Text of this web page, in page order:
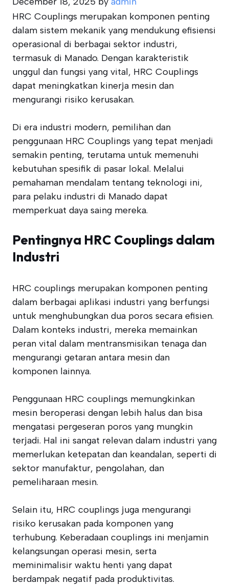
HRC Couplings merupakan komponen penting
dalam sistem mekanik yang mendukung efisiensi
operasional di berbagai sektor industri,
termasuk di Manado. Dengan karakteristik
unggul dan fungsi yang vital, HRC Couplings
dapat meningkatkan kinerja mesin dan
mengurangi risiko kerusakan.
Di era industri modern, pemilihan dan
penggunaan HRC Couplings yang tepat menjadi
semakin penting, terutama untuk memenuhi
kebutuhan spesifik di pasar lokal. Melalui
pemahaman mendalam tentang teknologi ini,
para pelaku industri di Manado dapat
memperkuat daya saing mereka.
Pentingnya HRC Couplings dalam
Industri
HRC couplings merupakan komponen penting
dalam berbagai aplikasi industri yang berfungsi
untuk menghubungkan dua poros secara efisien.
Dalam konteks industri, mereka memainkan
peran vital dalam mentransmisikan tenaga dan
mengurangi getaran antara mesin dan
komponen lainnya.
Penggunaan HRC couplings memungkinkan
mesin beroperasi dengan lebih halus dan bisa
mengatasi pergeseran poros yang mungkin
terjadi. Hal ini sangat relevan dalam industri yang
memerlukan ketepatan dan keandalan, seperti di
sektor manufaktur, pengolahan, dan
pemeliharaan mesin.
Selain itu, HRC couplings juga mengurangi
risiko kerusakan pada komponen yang
terhubung. Keberadaan couplings ini menjamin
kelangsungan operasi mesin, serta
meminimalisir waktu henti yang dapat
berdampak negatif pada produktivitas.